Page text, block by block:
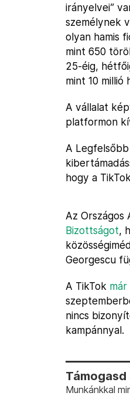
irányelvei”
személynek
olyan hamis
mint 650
25-éig,
mint 10
A vállalat
platformon
A
hogy a
Az Országos
Bizottságot,
Georgescu
A TikTok
nincs
kampánnyal.
Munkánkkal